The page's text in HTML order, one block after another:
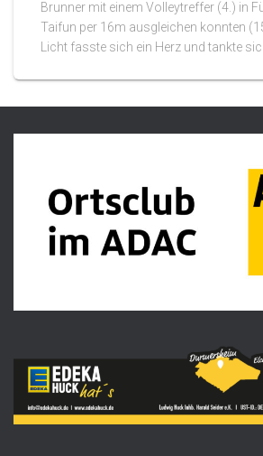
Brunner mit einem Volleytreffer (4.) in
Taifun per 16m ausgleichen konnten
Licht fasste sich ein Herz und tankte